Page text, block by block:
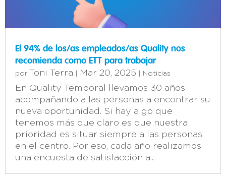
El 94% de los/as empleados/as Quality nos
recomienda como ETT para trabajar
por Toni Terra Mar 20, 2025 Noticias
En Quality Temporal llevamos 30 años
acompañando a las personas a encontrar su
nueva oportunidad. Si hay algo que
tenemos más que claro es que nuestra
prioridad es situar siempre a las personas
en el centro. Por eso, cada año realizamos
una encuesta de satisfacción a...